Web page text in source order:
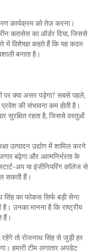
कार्यक्रम को तेज़ करना।
क्लासेस का ऑर्डर दिया, जिससे
में विशेषज्ञ कहते हैं कि यह कदम
बनाता है।
क्या असर पड़ेगा? सबसे पहले,
की संभावना कम होती है।
सुरक्षित रहता है, जिससे वस्तुओं
उत्पादन उद्योग में शामिल करने
बढ़ेगा और आत्मनिर्भरता के
या इंजीनियरिंग कॉलेज से
सकती हैं।
का फोकस सिर्फ बड़ी सेना
है। उनका मानना है कि राष्ट्रीय
हैं।
तो रोजनाथ सिंह से जुड़ी हर
हमारी टीम लगातार अपडेट